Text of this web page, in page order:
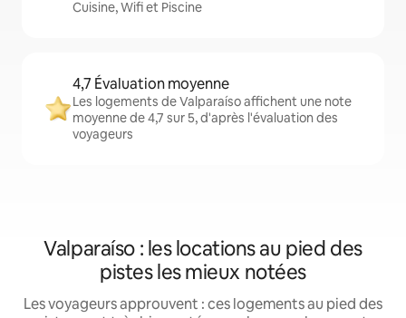
Cuisine, Wifi et Piscine
4,7 Évaluation moyenne
Les logements de Valparaíso affichent une note
moyenne de 4,7 sur 5, d'après l'évaluation des
voyageurs
Valparaíso : les locations au pied des
pistes les mieux notées
Les voyageurs approuvent : ces logements au pied des